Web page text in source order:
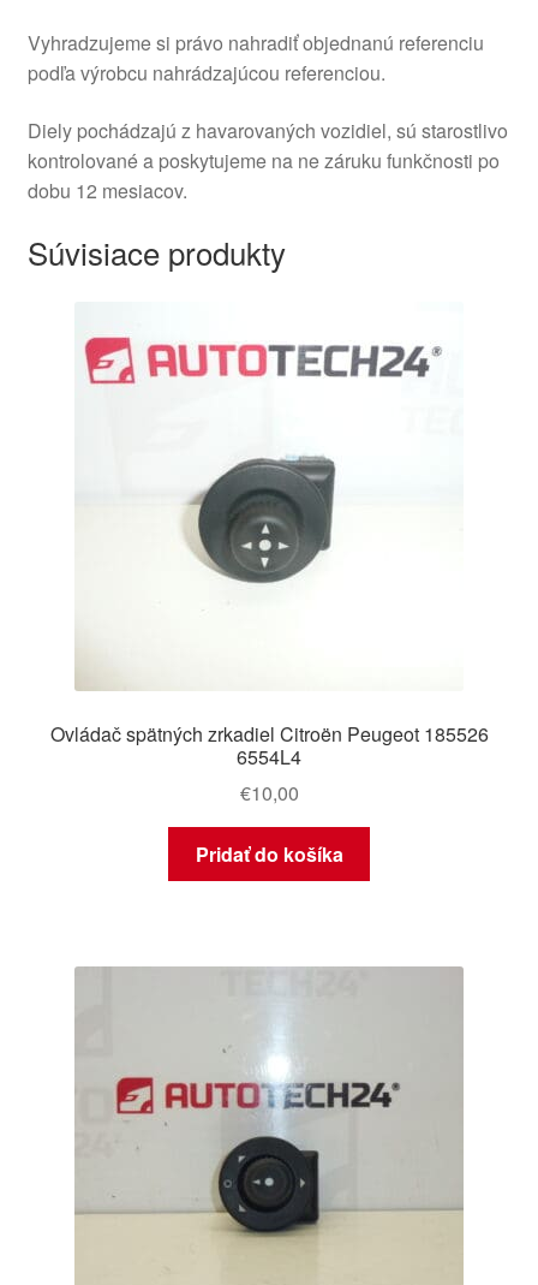
Vyhradzujeme si právo nahradiť objednanú referenciu
podľa výrobcu nahrádzajúcou referenciou.
Diely pochádzajú z havarovaných vozidiel, sú starostlivo
kontrolované a poskytujeme na ne záruku funkčnosti po
dobu 12 mesiacov.
Súvisiace produkty
Ovládač spätných zrkadiel Citroën Peugeot 185526
6554L4
€10,00
Pridať do košíka